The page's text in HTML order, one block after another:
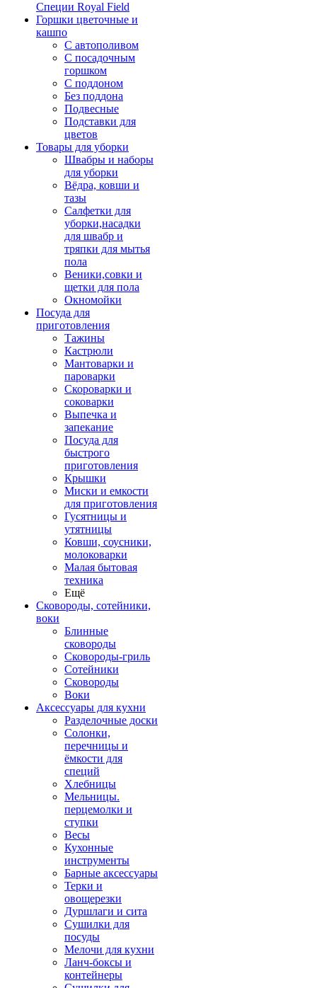
Специи Royal Field
Горшки цветочные и
кашпо
С автополивом
С посадочным
горшком
С поддоном
Без поддона
Подвесные
Подставки для
цветов
Товары для уборки
Швабры и наборы
для уборки
Вёдра, ковши и
тазы
Салфетки для
уборки,насадки
для швабр и
тряпки для мытья
пола
Веники,совки и
щетки для пола
Окномойки
Посуда для
приготовления
Тажины
Кастрюли
Мантоварки и
пароварки
Скороварки и
соковарки
Выпечка и
запекание
Посуда для
быстрого
приготовления
Крышки
Миски и емкости
для приготовления
Гусятницы и
утятницы
Ковши, соусники,
молоковарки
Малая бытовая
техника
Ещё
Сковороды, сотейники,
воки
Блинные
сковороды
Сковороды-гриль
Сотейники
Сковороды
Воки
Аксессуары для кухни
Разделочные доски
Солонки,
перечницы и
ёмкости для
специй
Хлебницы
Мельницы.
перцемолки и
ступки
Весы
Кухонные
инструменты
Барные аксессуары
Терки и
овощерезки
Дуршлаги и сита
Сушилки для
посуды
Мелочи для кухни
Ланч-боксы и
контейнеры